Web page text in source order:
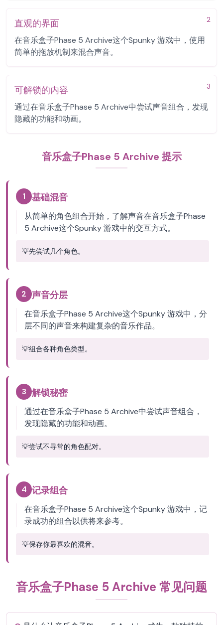
2
直观的界面
在音乐盒子Phase 5 Archive这个Spunky 游戏中，使用
简单的拖放机制来混合声音。
3
可解锁的内容
通过在音乐盒子Phase 5 Archive中尝试声音组合，发现
隐藏的功能和动画。
音乐盒子Phase 5 Archive 提示
1 基础混音
从简单的角色组合开始，了解声音在音乐盒子Phase
5 Archive这个Spunky 游戏中的交互方式。
💡先尝试几个角色。
2 声音分层
在音乐盒子Phase 5 Archive这个Spunky 游戏中，分
层不同的声音来构建复杂的音乐作品。
💡组合各种角色类型。
3 解锁秘密
通过在音乐盒子Phase 5 Archive中尝试声音组合，
发现隐藏的功能和动画。
💡尝试不寻常的角色配对。
4 记录组合
在音乐盒子Phase 5 Archive这个Spunky 游戏中，记
录成功的组合以供将来参考。
💡保存你最喜欢的混音。
音乐盒子Phase 5 Archive 常见问题